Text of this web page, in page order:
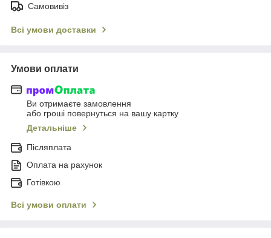
Самовивіз
Всі умови доставки
Умови оплати
Ви отримаєте замовлення
або гроші повернуться на вашу картку
Детальніше
Післяплата
Оплата на рахунок
Готівкою
Всі умови оплати